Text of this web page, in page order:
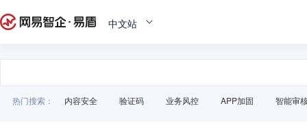
中文站
热门搜索： 内容安全 验证码 业务风控 APP加固 智能审